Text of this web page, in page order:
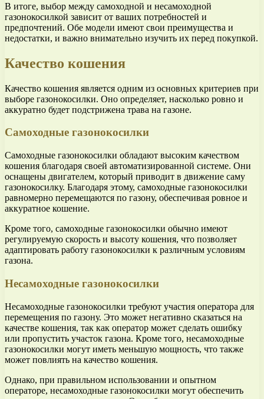
В итоге, выбор между самоходной и несамоходной
газонокосилкой зависит от ваших потребностей и
предпочтений. Обе модели имеют свои преимущества и
недостатки, и важно внимательно изучить их перед покупкой.
Качество кошения
Качество кошения является одним из основных критериев при
выборе газонокосилки. Оно определяет, насколько ровно и
аккуратно будет подстрижена трава на газоне.
Самоходные газонокосилки
Самоходные газонокосилки обладают высоким качеством
кошения благодаря своей автоматизированной системе. Они
оснащены двигателем, который приводит в движение саму
газонокосилку. Благодаря этому, самоходные газонокосилки
равномерно перемещаются по газону, обеспечивая ровное и
аккуратное кошение.
Кроме того, самоходные газонокосилки обычно имеют
регулируемую скорость и высоту кошения, что позволяет
адаптировать работу газонокосилки к различным условиям
газона.
Несамоходные газонокосилки
Несамоходные газонокосилки требуют участия оператора для
перемещения по газону. Это может негативно сказаться на
качестве кошения, так как оператор может сделать ошибку
или пропустить участок газона. Кроме того, несамоходные
газонокосилки могут иметь меньшую мощность, что также
может повлиять на качество кошения.
Однако, при правильном использовании и опытном
операторе, несамоходные газонокосилки могут обеспечить